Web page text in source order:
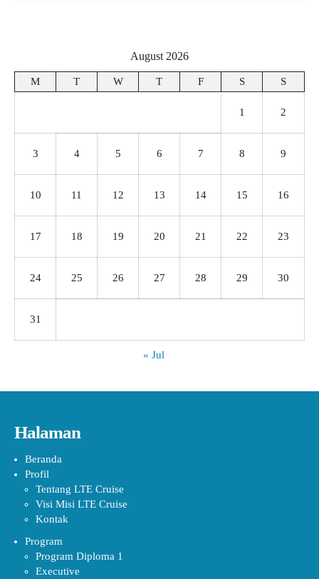
August 2026
M T W T F S S
1 2
3 4 5 6 7 8 9
10 11 12 13 14 15 16
17 18 19 20 21 22 23
24 25 26 27 28 29 30
31
« Jul
Halaman
Beranda
Profil
Tentang LTE Cruise
Visi Misi LTE Cruise
Kontak
Program
Program Diploma 1
Executive